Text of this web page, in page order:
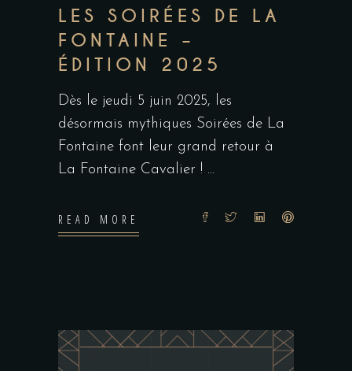
LES SOIRÉES DE LA
FONTAINE –
ÉDITION 2025
Dès le jeudi 5 juin 2025, les
désormais mythiques Soirées de La
Fontaine font leur grand retour à
La Fontaine Cavalier !
READ MORE